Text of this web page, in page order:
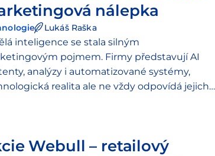
nálepka
Lukáš Raška
inteligence se stala silným
pojmem. Firmy představují AI
analýzy i automatizované systémy,
realita ale ne vždy odpovídá jejich
Webull – retailový